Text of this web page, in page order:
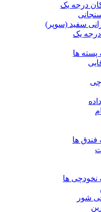
درجه یک
سفید (سوپر)
یک
ها
ها
نخودچی ها
شور